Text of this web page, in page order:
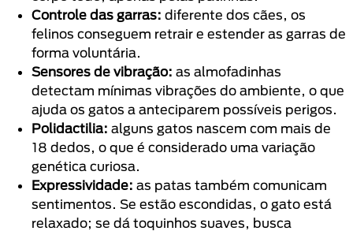
Controle das garras: diferente dos cães, os
felinos conseguem retrair e estender as garras de
forma voluntária.
Sensores de vibração: as almofadinhas
detectam mínimas vibrações do ambiente, o que
ajuda os gatos a anteciparem possíveis perigos.
Polidactilia: alguns gatos nascem com mais de
18 dedos, o que é considerado uma variação
genética curiosa.
Expressividade: as patas também comunicam
sentimentos. Se estão escondidas, o gato está
relaxado; se dá toquinhos suaves, busca